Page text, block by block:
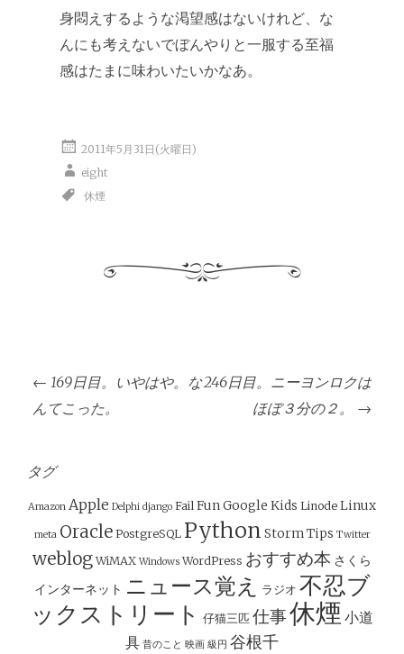
身悶えするような渇望感はないけれど、な
んにも考えないでぼんやりと一服する至福
感はたまに味わいたいかなあ。
2011年5月31日(火曜日)
eight
休煙
投
稿
ナ
ビ
ゲ
ー
シ
ョ
ン
← 169日目。いやはや。な
んてこった。
246日目。ニーヨンロクは
ほぼ３分の２。 →
タグ
Amazon Apple Delphi django Fail FunGoogle Kids Linode Linux
meta Oracle PostgreSQL Python StormTips Twitter
weblog WiMAX Windows WordPress おすすめ本 さくら
インターネット ニュース覚え ラジオ 不忍ブ
ックストリート
仔猫三匹 仕事休煙 小道
具 昔のこと 映画 級円 谷根千